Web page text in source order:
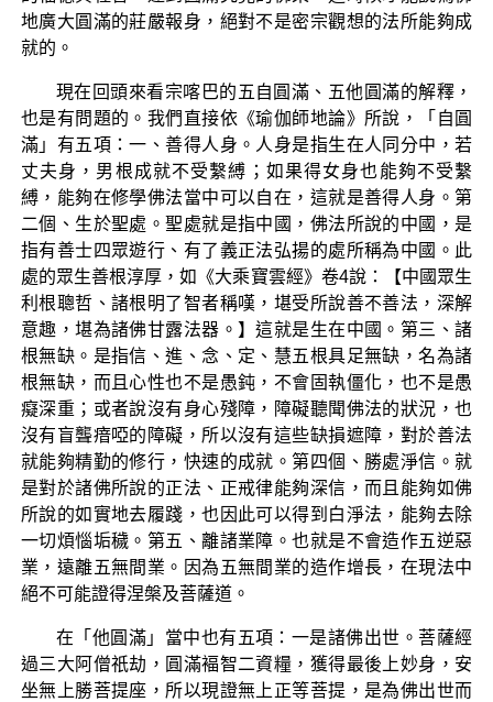
地廣大圓滿的莊嚴報身，絕對不是密宗觀想的法所能夠成
就的。
現在回頭來看宗喀巴的五自圓滿、五他圓滿的解釋，
也是有問題的。我們直接依《瑜伽師地論》所說，「自圓
滿」有五項：一、善得人身。人身是指生在人同分中，若
丈夫身，男根成就不受繫縛；如果得女身也能夠不受繫
縛，能夠在修學佛法當中可以自在，這就是善得人身。第
二個、生於聖處。聖處就是指中國，佛法所說的中國，是
指有善士四眾遊行、有了義正法弘揚的處所稱為中國。此
處的眾生善根淳厚，如《大乘寶雲經》卷4說：【中國眾生
利根聰哲、諸根明了智者稱嘆，堪受所說善不善法，深解
意趣，堪為諸佛甘露法器。】這就是生在中國。第三、諸
根無缺。是指信、進、念、定、慧五根具足無缺，名為諸
根無缺，而且心性也不是愚鈍，不會固執僵化，也不是愚
癡深重；或者說沒有身心殘障，障礙聽聞佛法的狀況，也
沒有盲聾瘖啞的障礙，所以沒有這些缺損遮障，對於善法
就能夠精勤的修行，快速的成就。第四個、勝處淨信。就
是對於諸佛所說的正法、正戒律能夠深信，而且能夠如佛
所說的如實地去履踐，也因此可以得到白淨法，能夠去除
一切煩惱垢穢。第五、離諸業障。也就是不會造作五逆惡
業，遠離五無間業。因為五無間業的造作增長，在現法中
絕不可能證得涅槃及菩薩道。
在「他圓滿」當中也有五項：一是諸佛出世。菩薩經
過三大阿僧祇劫，圓滿褔智二資糧，獲得最後上妙身，安
坐無上勝菩提座，所以現證無上正等菩提，是為佛出世而